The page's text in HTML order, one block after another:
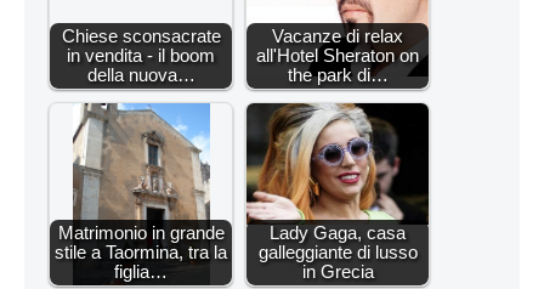
Chiese sconsacrate
in vendita - il boom
della nuova…
Vacanze di relax
all'Hotel Sheraton on
the park di…
Matrimonio in grande
stile a Taormina, tra la
figlia…
Lady Gaga, casa
galleggiante di lusso
in Grecia